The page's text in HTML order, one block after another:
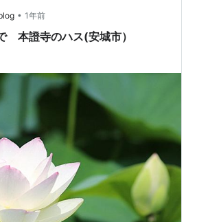
• 1年前
本證寺のハス(安城市）